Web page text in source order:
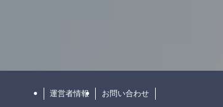
運営者情報 お問い合わせ